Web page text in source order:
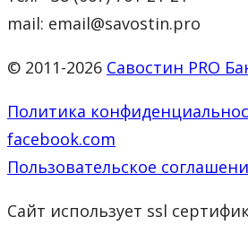
mail: email@savostin.pro
© 2011-2026 Савостин PRO
Политика
facebook.com
Пользовательское
Сайт использует ssl